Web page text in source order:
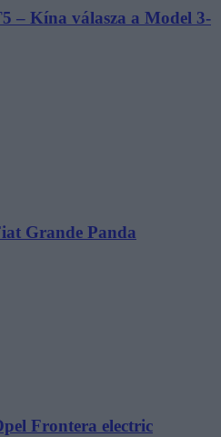
– Kína válasza a Model 3-
Grande Panda
Frontera electric